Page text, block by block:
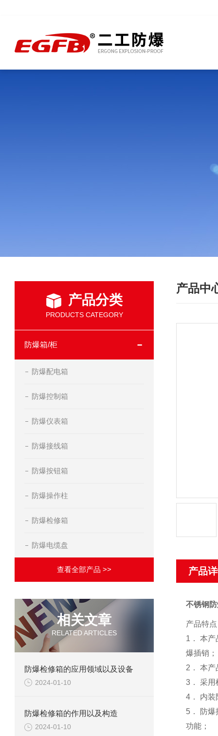
产品分类
PRODUCTS CATEGORY
防爆箱/柜
防爆配电箱
防爆控制箱
防爆仪表箱
防爆接线箱
防爆按钮箱
防爆操作柱
防爆检修箱
防爆电缆盘
查看全部产品 >>
相关文章
RELATED ARTICLES
防爆检修箱的应用领域以及设备
2024-01-10
防爆检修箱的作用以及构造
2024-01-10
产品中
产品
不锈钢
产品特点
1． 本
爆插销；
2． 本
3． 采用
4． 内装
5． 防
功能；